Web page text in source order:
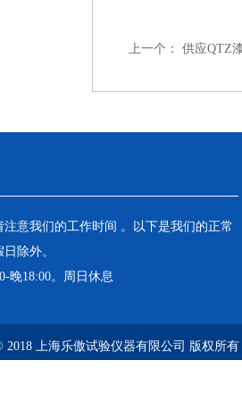
上一个： 供应QTZ
意我们的工作时间 。以下是我们的正常
除外。
晚18:00。周日休息
2018 上海乐傲试验仪器有限公司 版权所